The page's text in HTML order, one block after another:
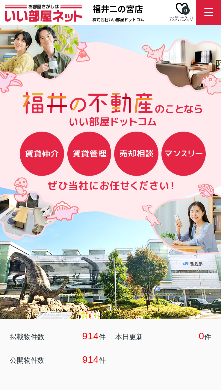
お気に入り
0
掲載物件数 914件 本日更新 0件
公開物件数 914件